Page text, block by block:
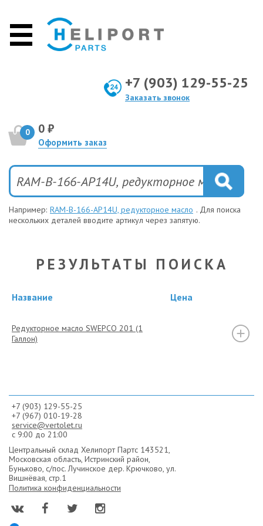
+7 (903) 129-55-25
Заказать звонок
0 0 ₽
Оформить заказ
Например: RAM-B-166-AP14U, редукторное масло . Для поиска
нескольких деталей вводите артикул через запятую.
РЕЗУЛЬТАТЫ ПОИСКА
Название Цена
Редукторное масло SWEPCO 201 (1
Галлон)
+7 (903) 129-55-25
+7 (967) 010-19-28
service@vertolet.ru
с 9:00 до 21:00
Центральный склад Хелипорт Партс 143521,
Московская область, Истринский район,
Буньково, с/пос. Лучинское дер. Крючково, ул.
Вишнёвая, стр.1
Политика конфиденциальности